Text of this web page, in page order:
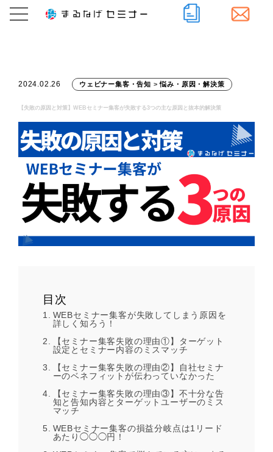
2024.02.26 ウェビナー集客・告知 >悩み・原因・解決策
【失敗の原因と対策】WEBセミナー集客が失敗する3つの主な原因と抜本的解決策
目次
WEBセミナー集客が失敗してしまう原因を
詳しく知ろう！
【セミナー集客失敗の理由①】ターゲット
設定とセミナー内容のミスマッチ
【セミナー集客失敗の理由②】自社セミナ
ーのベネフィットが伝わっていなかった
【セミナー集客失敗の理由③】不十分な告
知と告知内容とターゲットユーザーのミス
マッチ
WEBセミナー集客の損益分岐点は1リード
あたり◯◯◯円！